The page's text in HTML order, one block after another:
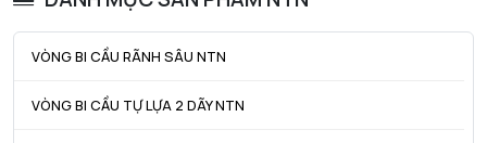
VÒNG BI CẦU RÃNH SÂU NTN
VÒNG BI CẦU TỰ LỰA 2 DÃY NTN
ra max - Bán kính góc lượn tối đa 2,5 mm